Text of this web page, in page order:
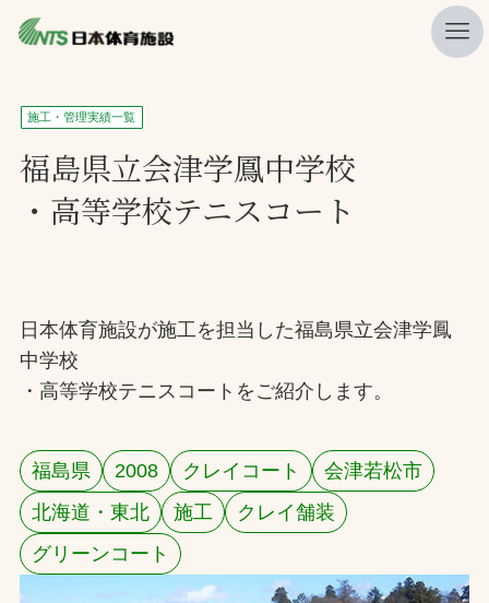
私たちの強み
ニュース
プレスリリース
施工・管理実績一覧
会社概要
検索
お問合せ
お取引先の皆様へ
施工・管理実績一覧
福島県立会津学鳳中学校
・高等学校テニスコート
日本体育施設が施工を担当した福島県立会津学鳳
中学校
・高等学校テニスコートをご紹介します。
福島県 2008 クレイコート
会津若松市
北海道・東北
施工
クレイ舗装
グリーンコート